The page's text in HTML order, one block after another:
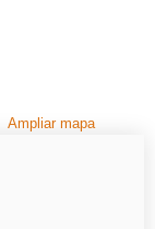
Ampliar mapa